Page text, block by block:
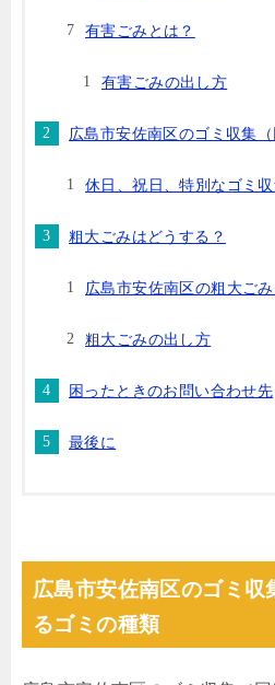
有害ごみとは？
有害ごみの出し方
広島市安佐南区のゴミ収集（
休日、祝日、特別なゴミ
粗大ごみはどうする？
広島市安佐南区の粗大ごみ
粗大ごみの出し方
困ったときのお問い合わせ先
最後に
広島市安佐南区のゴミ収
るゴミの種類